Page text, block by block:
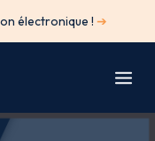
électronique ! ➔